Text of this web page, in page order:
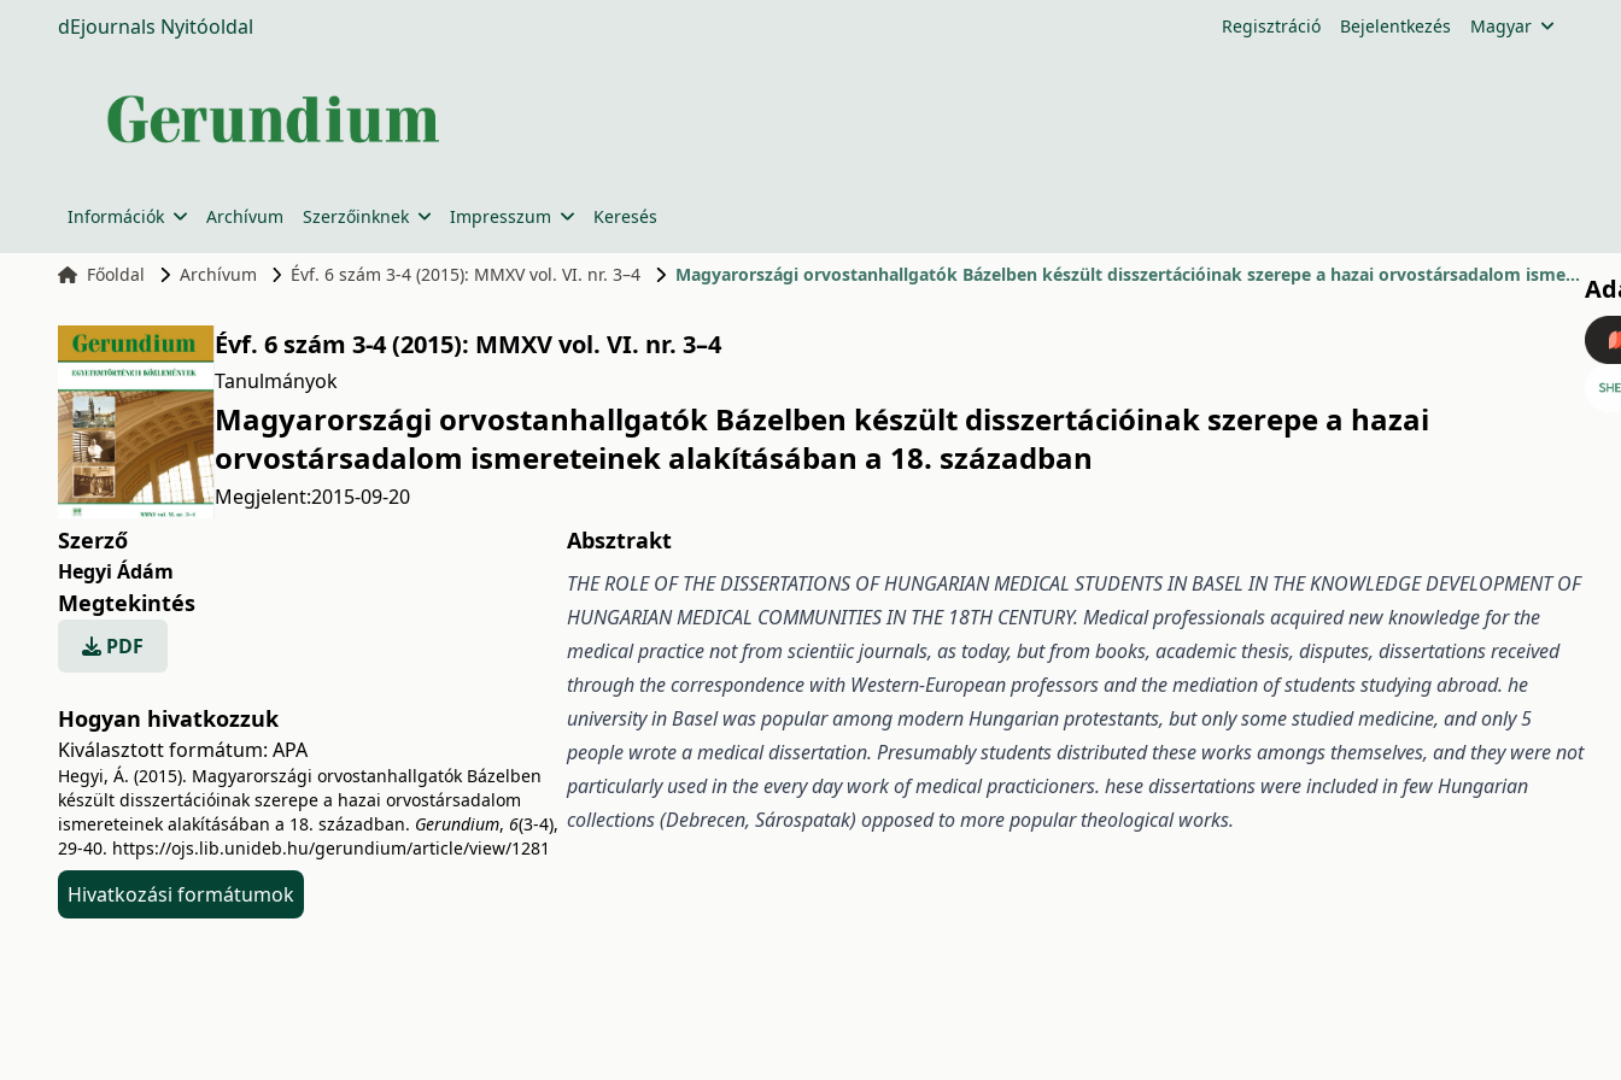
dEjournals Nyitóoldal Regisztráció Bejelentkezés Magyar
Információk Archívum Szerzőinknek Impresszum Keresés
Főoldal Archívum Évf. 6 szám 3-4 (2015): MMXV vol. VI. nr. 3–4 Magyarországi orvostanhallgatók Bázelben készült disszertációinak szerepe a hazai orvostársadalom ismereteinek alakításában a 18. században
Évf. 6 szám 3-4 (2015): MMXV vol. VI. nr. 3–4
Tanulmányok
Magyarországi orvostanhallgatók Bázelben készült disszertációinak szerepe a hazai
orvostársadalom ismereteinek alakításában a 18. században
Megjelent:2015-09-20
Szerző
Hegyi Ádám
Megtekintés
PDF
Hogyan hivatkozzuk
Kiválasztott formátum: APA
Hegyi, Á. (2015). Magyarországi orvostanhallgatók Bázelben
készült disszertációinak szerepe a hazai orvostársadalom
ismereteinek alakításában a 18. században. Gerundium, 6(3-4),
29-40. https://ojs.lib.unideb.hu/gerundium/article/view/1281
Hivatkozási formátumok
Absztrakt
THE ROLE OF THE DISSERTATIONS OF HUNGARIAN MEDICAL STUDENTS IN BASEL IN THE KNOWLEDGE DEVELOPMENTOF
HUNGARIAN MEDICAL COMMUNITIES IN THE 18TH CENTURY. Medical professionals acquired newknowledge for the
medical practice not from scientiic journals, as today, but from books, academic thesis, disputes, dissertations received
through the correspondence with Western-European professors and the mediationof students studying abroad. he
university in Basel was popular among modern Hungarian protestants, but only some studied medicine, and only 5
people wrote a medical dissertation. Presumably studentsdistributed these works amongs themselves, and they were not
particularly used in the every day workof medical practicioners. hese dissertations were included in few Hungarian
collections (Debrecen, Sárospatak) opposed to more popular theological works.